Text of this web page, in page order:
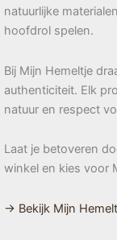
natuurlijke
hoofdrol spelen.
Bij Mijn Hemeltje
authenticiteit. Elk
natuur en respect
Laat je betoveren
winkel en kies voor
→ Bekijk Mijn